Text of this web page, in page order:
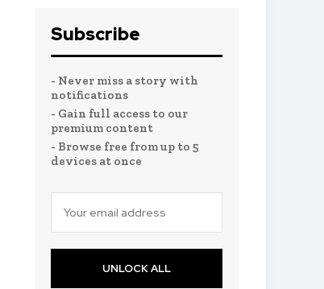
Subscribe
- Never miss a story with
notifications
- Gain full access to our
premium content
- Browse free from up to 5
devices at once
UNLOCK ALL